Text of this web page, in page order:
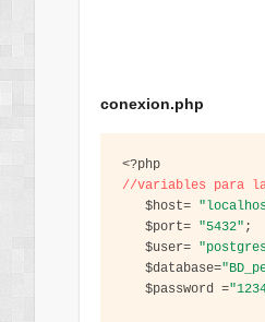
conexion.php
<?
//variables para la
$host=
$port= "5432" ;
$user=
$database=
$password =